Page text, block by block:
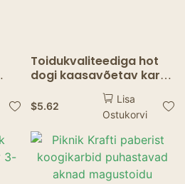
Toidukvaliteediga hot
dogi kaasavõetav karp
Biolagunev hot dogi
karbi pakend
$5.62
Lisa
Ostukorvi